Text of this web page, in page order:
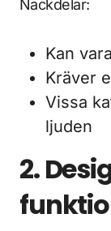
Nackdelar:
Kan
Kräver
Vissa
ljuden
2.